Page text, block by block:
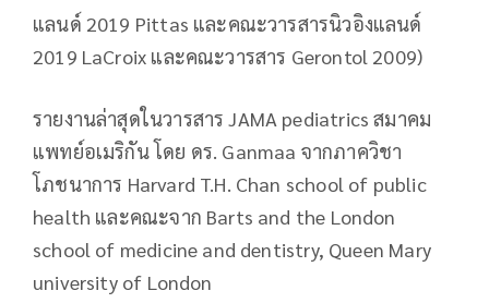
แลนด์ 2019 Pittas และคณะวารสารนิวอิงแลนด์
2019 LaCroix และคณะวารสาร Gerontol 2009)
รายงานล่าสุดในวารสาร JAMA pediatrics สมาคม
แพทย์อเมริกัน โดย ดร. Ganmaa จากภาควิชา
โภชนาการ Harvard T.H. Chan school of public
health และคณะจาก Barts and the London
school of medicine and dentistry, Queen Mary
university of London